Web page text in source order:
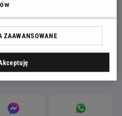
ZAAWANSOWANE